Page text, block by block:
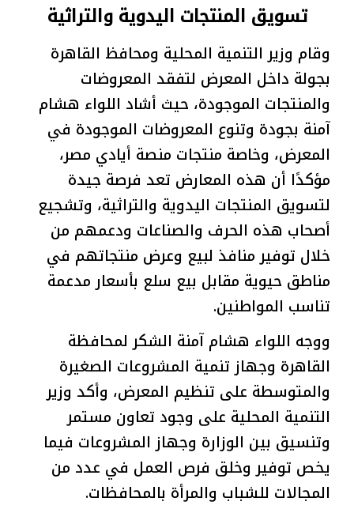
تسويق المنتجات اليدوية والتراثية
وقام وزير التنمية المحلية ومحافظ القاهرة
بجولة داخل المعرض لتفقد المعروضات
والمنتجات الموجودة، حيث أشاد اللواء هشام
آمنة بجودة وتنوع المعروضات الموجودة في
المعرض، وخاصة منتجات منصة أيادي مصر،
مؤكدًا أن هذه المعارض تعد فرصة جيدة
لتسويق المنتجات اليدوية والتراثية، وتشجيع
أصحاب هذه الحرف والصناعات ودعمهم من
خلال توفير منافذ لبيع وعرض منتجاتهم في
مناطق حيوية مقابل بيع سلع بأسعار مدعمة
تناسب المواطنين.
ووجه اللواء هشام آمنة الشكر لمحافظة
القاهرة وجهاز تنمية المشروعات الصغيرة
والمتوسطة على تنظيم المعرض، وأكد وزير
التنمية المحلية على وجود تعاون مستمر
وتنسيق بين الوزارة وجهاز المشروعات فيما
يخص توفير وخلق فرص العمل في عدد من
المجالات للشباب والمرأة بالمحافظات.